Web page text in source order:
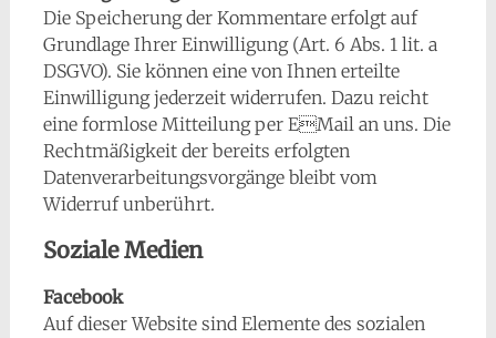
Die Speicherung der Kommentare erfolgt auf
Grundlage Ihrer Einwilligung (Art. 6 Abs. 1 lit. a
DSGVO). Sie können eine von Ihnen erteilte
Einwilligung jederzeit widerrufen. Dazu reicht
eine formlose Mitteilung per EMail an uns. Die
Rechtmäßigkeit der bereits erfolgten
Datenverarbeitungsvorgänge bleibt vom
Widerruf unberührt.
Soziale Medien
Facebook
Auf dieser Website sind Elemente des sozialen